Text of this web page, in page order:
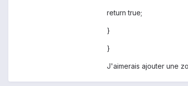
return true;
}
}
J'aimerais ajouter une